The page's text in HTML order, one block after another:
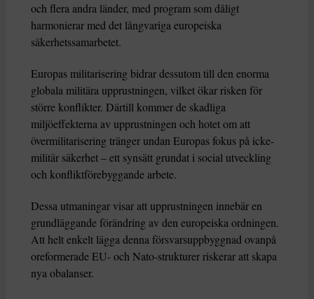
och flera andra länder, med program som dåligt
harmonierar med det långvariga europeiska
säkerhetssamarbetet.
Europas militarisering bidrar dessutom till den enorma
globala militära upprustningen, vilket ökar risken för
större konflikter. Därtill kommer de skadliga
miljöeffekterna av upprustningen och hotet om att
övermilitarisering tränger undan Europas fokus på icke-
militär säkerhet – ett synsätt grundat i social utveckling
och konfliktförebyggande arbete.
Dessa utmaningar visar att upprustningen innebär en
grundläggande förändring av den europeiska ordningen.
Att helt enkelt lägga denna försvarsuppbyggnad ovanpå
oreformerade EU- och Nato-strukturer riskerar att skapa
nya obalanser.